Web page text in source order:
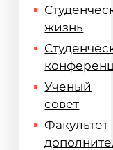
жизнь
Ученый
совет
Факультет